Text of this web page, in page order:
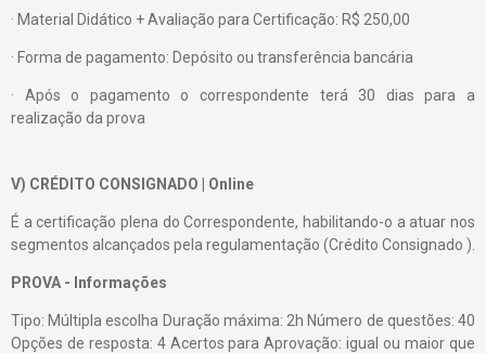
· Material Didático + Avaliação para Certificação: R$ 250,00
· Forma de pagamento: Depósito ou transferência bancária
· Após o pagamento o correspondente terá 30 dias para a
realização da prova
V) CRÉDITO CONSIGNADO | Online
É a certificação plena do Correspondente, habilitando-o a atuar nos
segmentos alcançados pela regulamentação (Crédito Consignado ).
PROVA - Informações
Tipo: Múltipla escolha Duração máxima: 2h Número de questões: 40
Opções de resposta: 4 Acertos para Aprovação: igual ou maior que